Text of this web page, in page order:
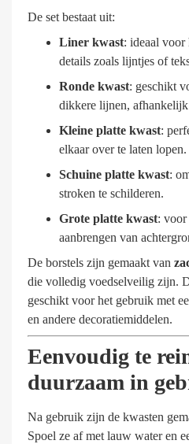
De set bestaat uit:
Liner kwast: ideaal voor
details zoals lijntjes of
Ronde kwast: geschikt
dikkere lijnen,
Kleine platte kwast:
elkaar over te laten lopen.
Schuine platte kwast:
stroken te schilderen.
Grote platte kwast:
aanbrengen van
De borstels zijn gemaakt van
die volledig voedselveilig zijn.
geschikt voor het gebruik met
en andere decoratiemiddelen.
Eenvoudig te
duurzaam in
Na gebruik zijn de kwasten
Spoel ze af met lauw water en